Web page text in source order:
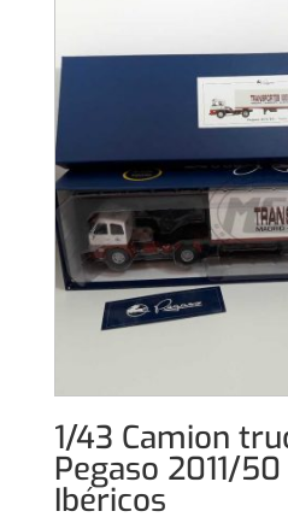
1/43 Camion
Pegaso 2011/
Ibéricos